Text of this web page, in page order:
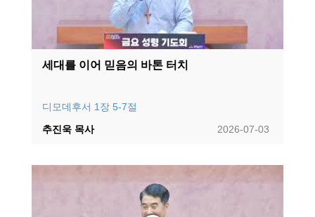
세대를 이어 믿음의 바톤 터치
디모데후서 1장 5-7절
2026-07-03
추진욱 목사